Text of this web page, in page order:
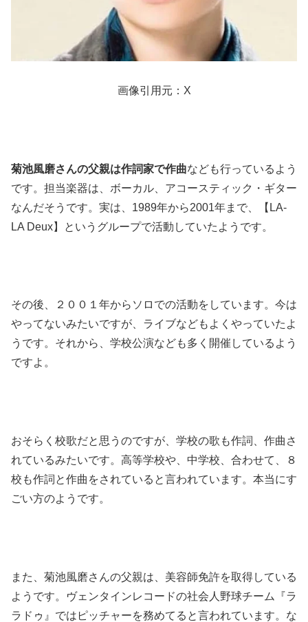
画像引用元：X
菊池風磨さんの父親は作詞家で作曲なども行っているよう
です。担当楽器は、ボーカル、アコースティック・ギター
なんだそうです。実は、1989年から2001年まで、【LA-
LA Deux】というグループで活動していたようです。
その後、２００１年からソロでの活動をしています。今は
やってないみたいですが、ライブなどもよくやっていたよ
うです。それから、学校公演なども多く開催しているよう
ですよ。
おそらく校歌だと思うのですが、学校の歌も作詞、作曲さ
れているみたいです。高等学校や、中学校、合わせて、８
校も作詞と作曲をされていると言われています。本当にす
ごい方のようです。
また、菊池風磨さんの父親は、美容師免許を取得している
ようです。ヴェンタインレコードの社会人野球チーム『ラ
ラドゥ』ではピッチャーを務めてると言われています。な